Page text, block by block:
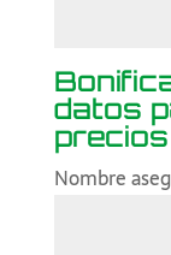
datos
Nombre